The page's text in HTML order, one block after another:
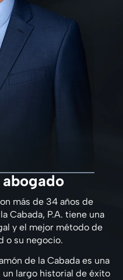
más de 34 años de
Cabada, P.A. tiene una
y el mejor método de
o su negocio.
de la Cabada es una
largo historial de éxito